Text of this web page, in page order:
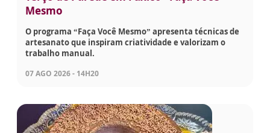
Mesmo
O programa “Faça Você Mesmo” apresenta técnicas de
artesanato que inspiram criatividade e valorizam o
trabalho manual.
07 AGO 2026 - 14H20